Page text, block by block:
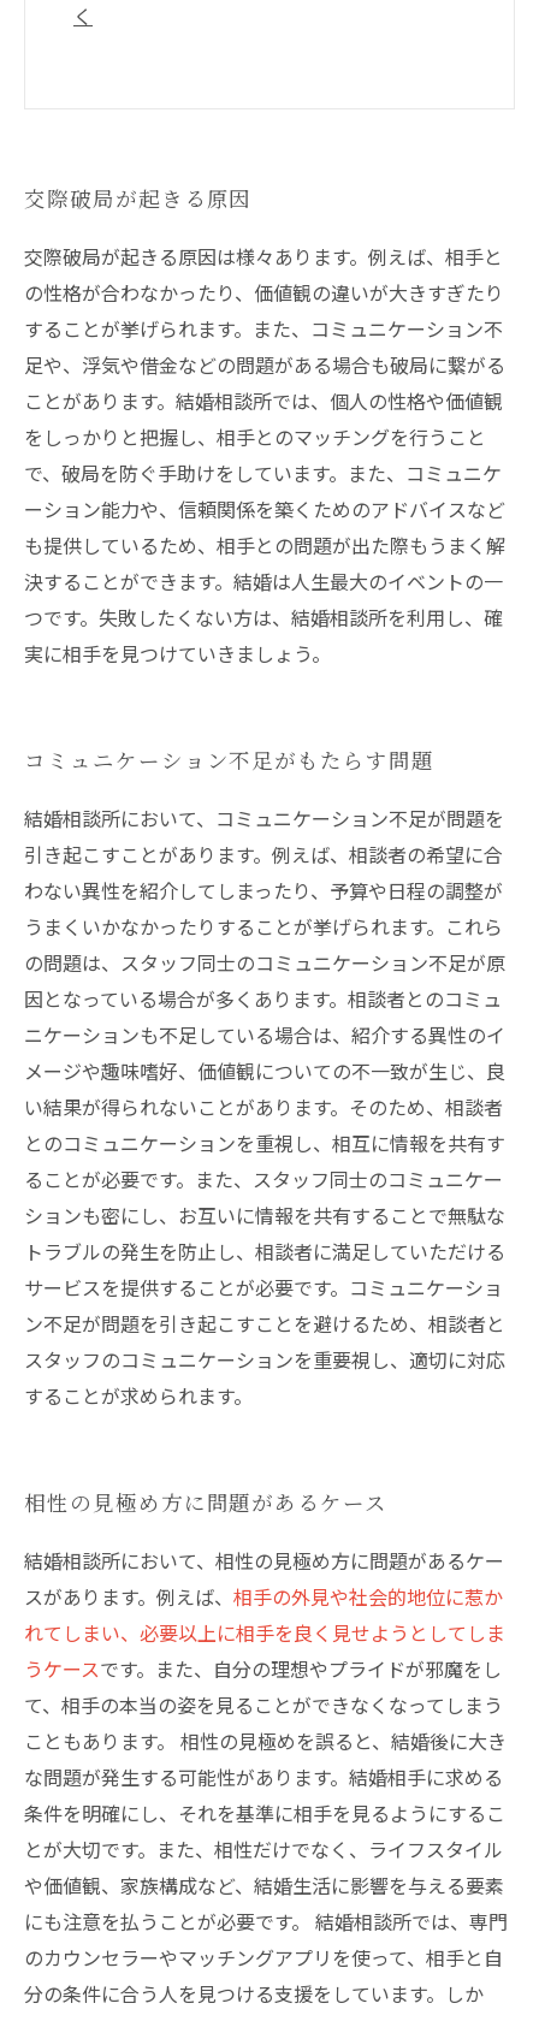
く
交際破局が起きる原因
交際破局が起きる原因は様々あります。例えば、相手と
の性格が合わなかったり、価値観の違いが大きすぎたり
することが挙げられます。また、コミュニケーション不
足や、浮気や借金などの問題がある場合も破局に繋がる
ことがあります。結婚相談所では、個人の性格や価値観
をしっかりと把握し、相手とのマッチングを行うこと
で、破局を防ぐ手助けをしています。また、コミュニケ
ーション能力や、信頼関係を築くためのアドバイスなど
も提供しているため、相手との問題が出た際もうまく解
決することができます。結婚は人生最大のイベントの一
つです。失敗したくない方は、結婚相談所を利用し、確
実に相手を見つけていきましょう。
コミュニケーション不足がもたらす問題
結婚相談所において、コミュニケーション不足が問題を
引き起こすことがあります。例えば、相談者の希望に合
わない異性を紹介してしまったり、予算や日程の調整が
うまくいかなかったりすることが挙げられます。これら
の問題は、スタッフ同士のコミュニケーション不足が原
因となっている場合が多くあります。相談者とのコミュ
ニケーションも不足している場合は、紹介する異性のイ
メージや趣味嗜好、価値観についての不一致が生じ、良
い結果が得られないことがあります。そのため、相談者
とのコミュニケーションを重視し、相互に情報を共有す
ることが必要です。また、スタッフ同士のコミュニケー
ションも密にし、お互いに情報を共有することで無駄な
トラブルの発生を防止し、相談者に満足していただける
サービスを提供することが必要です。コミュニケーショ
ン不足が問題を引き起こすことを避けるため、相談者と
スタッフのコミュニケーションを重要視し、適切に対応
することが求められます。
相性の見極め方に問題があるケース
結婚相談所において、相性の見極め方に問題があるケー
スがあります。例えば、 相手の外見や社会的地位に惹か
れてしまい、必要以上に相手を良く見せようとしてしま
うケースです。また、自分の理想やプライドが邪魔をし
て、相手の本当の姿を見ることができなくなってしまう
こともあります。 相性の見極めを誤ると、結婚後に大き
な問題が発生する可能性があります。結婚相手に求める
条件を明確にし、それを基準に相手を見るようにするこ
とが大切です。また、相性だけでなく、ライフスタイル
や価値観、家族構成など、結婚生活に影響を与える要素
にも注意を払うことが必要です。 結婚相談所では、専門
のカウンセラーやマッチングアプリを使って、相手と自
分の条件に合う人を見つける支援をしています。しか